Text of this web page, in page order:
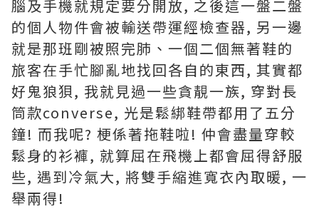
腦及手機就規定要分開放, 之後這一盤二盤
的個人物件會被輸送帶運經檢查器, 另一邊
就是那班剛被照完肺、一個二個無著鞋的
旅客在手忙腳亂地找回各自的東西, 其實都
好鬼狼狽, 我就見過一些貪靚一族, 穿對長
筒款converse, 光是鬆綁鞋帶都用了五分
鐘! 而我呢? 梗係著拖鞋啦! 仲會盡量穿較
鬆身的衫褲, 就算屈在飛機上都會屈得舒服
些, 遇到冷氣大, 將雙手縮進寬衣內取暖, 一
舉兩得!